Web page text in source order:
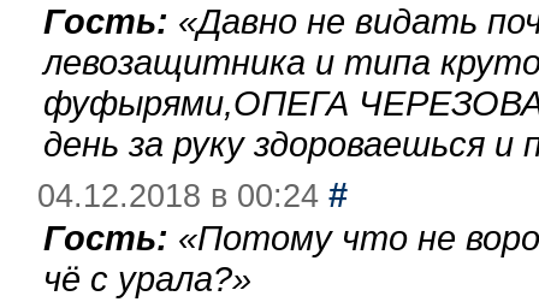
Гость: «Давно не видать
левозащитника и типа
фуфырями,ОПЕГА
день за руку здороваешься
04.12.2018 в 00:24 #
Гость: «Потому что не
чё с урала?»